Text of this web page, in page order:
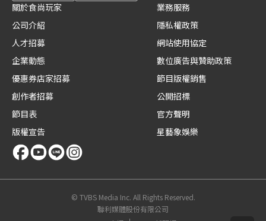
關於食尚玩家
公司介紹
人才招募
企業動態
優惠券店家招募
創作者招募
節目表
版權宣告
業務服務
隱私權政策
網站使用協定
數位廣告與贊助政策
節目版權銷售
公開招標
官方聲明
星藝象娛樂
© TVBS Media Inc. All Rights Reserved.
聯利媒體股份有限公司